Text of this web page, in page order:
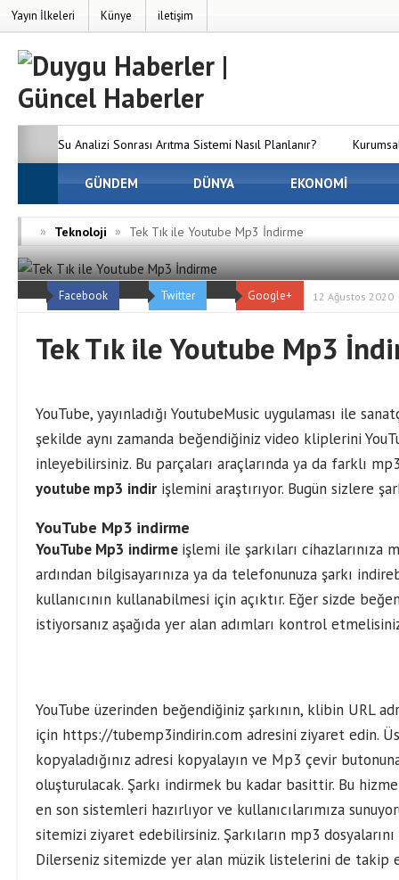
Yayın İlkeleri Künye iletişim
Su Analizi Sonrası Arıtma Sistemi Nasıl Planlanır?
SEO’nun Önemi Neden Artıyor? MC Server Kirala
Firmaları Osmaniye Evden Eve Nakliyat — Osmaniye’de
ve Hasarsız Taşıyoruz
GÜNDEM DÜNYA EKONOMİ
» Teknoloji » Tek Tık ile Youtube Mp3 İndirme
Facebook Twitter Google+ 12 Ağustos 2020
Tek Tık ile Youtube Mp3
YouTube, yayınladığı YoutubeMusic uygulaması ile
şekilde aynı zamanda beğendiğiniz video kliplerini
inleyebilirsiniz. Bu parçaları araçlarında ya da farklı
youtube mp3 indir işlemini araştırıyor. Bugün sizlere
YouTube Mp3 indirme
YouTube Mp3 indirme işlemi ile şarkıları
ardından bilgisayarınıza ya da telefonunuza şarkı
kullanıcının kullanabilmesi için açıktır. Eğer sizde
istiyorsanız aşağıda yer alan adımları kontrol
YouTube üzerinden beğendiğiniz şarkının, klibin URL
için https://tubemp3indirin.com adresini ziyaret edin.
kopyaladığınız adresi kopyalayın ve Mp3 çevir
oluşturulacak. Şarkı indirmek bu kadar basittir. Bu
en son sistemleri hazırlıyor ve kullanıcılarımıza
sitemizi ziyaret edebilirsiniz. Şarkıların mp3
Dilerseniz sitemizde yer alan müzik listelerini de takip